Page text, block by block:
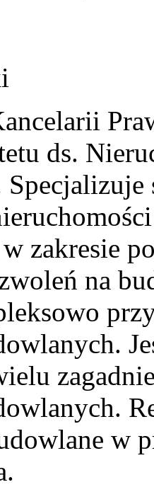
ds.
zakresie
na
w